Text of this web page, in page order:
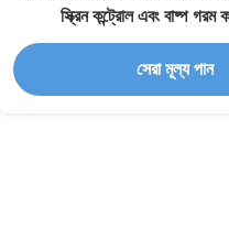
স্ক্রিন কন্ট্রোল এবং বাষ্প গরম
সেরা মূল্য পান